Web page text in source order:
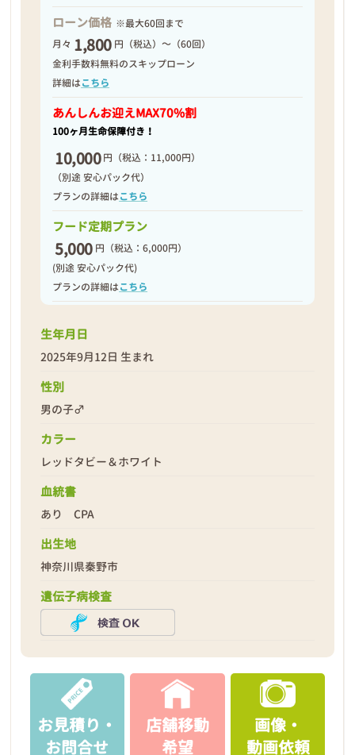
2025年09月20日
❮
ローン価格 ※最大60回まで
月々 1,800 円（税込）～（60回）
金利手数料無料のスキップローン
詳細はこちら
あんしんお迎えMAX70%割
100ヶ月生命保障付き！
10,000 円 （税込：11,000円）
（別途 安心パック代）
プランの詳細はこちら
フード定期プラン
5,000 円 （税込：6,000円）
(別途 安心パック代)
プランの詳細はこちら
生年月日
2025年9月12日 生まれ
性別
男の子♂
カラー
レッドタビー＆ホワイト
血統書
あり CPA
出生地
神奈川県秦野市
遺伝子病検査
お見積り・
お問合せ
店舗移動
希望
画像・
動画依頼